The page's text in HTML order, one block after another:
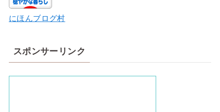
にほんブログ村
スポンサーリンク